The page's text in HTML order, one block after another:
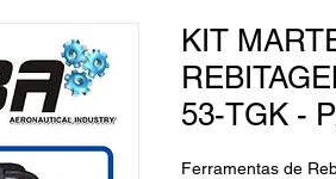
KIT
53-TGK -
Ferramentas de